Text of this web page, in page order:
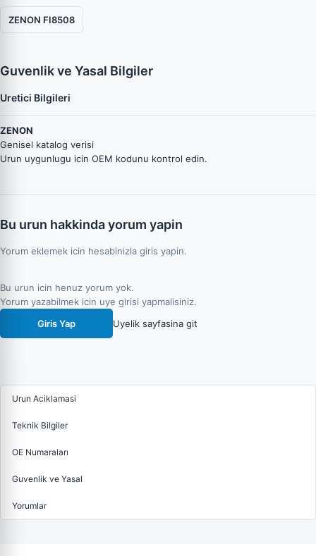
ZENON FI8508
Guvenlik ve Yasal Bilgiler
Uretici Bilgileri
ZENON
Genisel katalog verisi
Urun uygunlugu icin OEM kodunu kontrol edin.
Bu urun hakkinda yorum yapin
Yorum eklemek icin hesabinizla giris yapin.
Bu urun icin henuz yorum yok.
Yorum yazabilmek icin uye girisi yapmalisiniz.
Giris Yap
Uyelik sayfasina git
Urun Aciklamasi
Teknik Bilgiler
OE Numaraları
Guvenlik ve Yasal
Yorumlar